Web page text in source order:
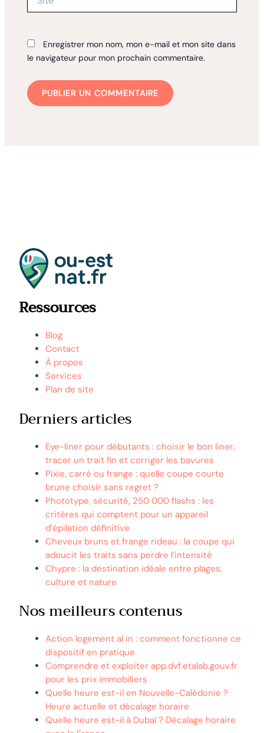
Enregistrer mon nom, mon e-mail et mon site dans
le navigateur pour mon prochain commentaire.
Ressources
Blog
Contact
À propos
Services
Plan de site
Derniers articles
Eye-liner pour débutants : choisir le bon liner,
tracer un trait fin et corriger les bavures
Pixie, carré ou frange : quelle coupe courte
brune choisir sans regret ?
Phototype, sécurité, 250 000 flashs : les
critères qui comptent pour un appareil
d’épilation définitive
Cheveux bruns et frange rideau : la coupe qui
adoucit les traits sans perdre l’intensité
Chypre : la destination idéale entre plages,
culture et nature
Nos meilleurs contenus
Action logement al in : comment fonctionne ce
dispositif en pratique
Comprendre et exploiter app.dvf.etalab.gouv.fr
pour les prix immobiliers
Quelle heure est-il en Nouvelle-Calédonie ?
Heure actuelle et décalage horaire
Quelle heure est-il à Dubaï ? Décalage horaire